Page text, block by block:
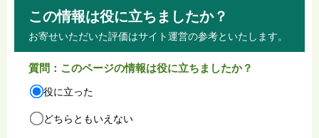
この情報は役に立ちましたか？
お寄せいただいた評価はサイト運営の参考といたします。
質問：このページの情報は役に立ちましたか？
役に立った
どちらともいえない